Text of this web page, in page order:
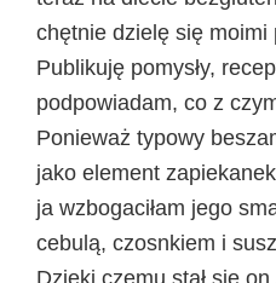
chętnie dzielę się moimi
Publikuję pomysły,
podpowiadam, co z
Ponieważ typowy
jako element
ja wzbogaciłam jego
cebulą, czosnkiem i
Dzięki czemu stał się